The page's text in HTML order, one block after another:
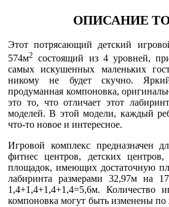
ОПИСАНИЕ
Этот потрясающий детский
574м2 состоящий из 4 уровней,
самых искушенных маленьких
никому не будет скучно.
продуманная компоновка,
это то, что отличает этот
моделей. В этой модели, каждый
что-то новое и интересное.
Игровой комплекс предназначен
фитнес центров, детских
площадок, имеющих достаточную
лабиринта размерами 32,97м на
1,4+1,4+1,4+1,4=5,6м. Количество
компоновка могут быть изменены